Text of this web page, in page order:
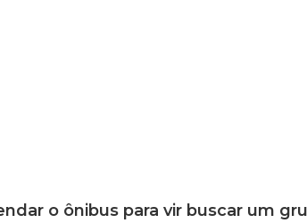
o ônibus para vir buscar um